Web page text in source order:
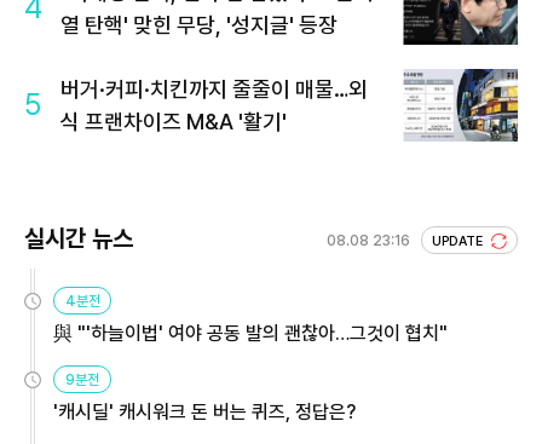
4
열 탄핵' 맞힌 무당, '성지글' 등장
5
버거·커피·치킨까지 줄줄이 매물…외
식 프랜차이즈 M&A '활기'
실시간 뉴스 08.08 23:16 UPDATE
4분전
與 "'하늘이법' 여야 공동 발의 괜찮아…그것이 협치"
9분전
'캐시딜' 캐시워크 돈 버는 퀴즈, 정답은?